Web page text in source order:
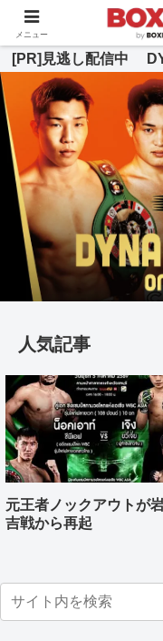
BOXING
[PR]見逃し配信中
人気記事
元王者ノックアウトが
吉戦から再起
メニュー